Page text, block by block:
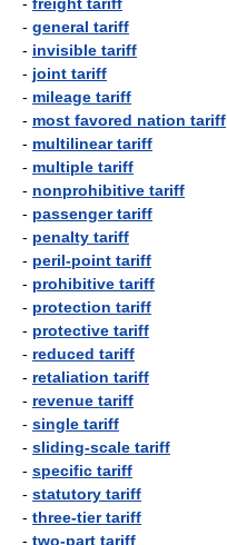
- general tariff
- invisible tariff
- joint tariff
- mileage tariff
- most favored nation tariff
- multilinear tariff
- multiple tariff
- nonprohibitive tariff
- passenger tariff
- penalty tariff
- peril-point tariff
- prohibitive tariff
- protection tariff
- protective tariff
- reduced tariff
- retaliation tariff
- revenue tariff
- single tariff
- sliding-scale tariff
- specific tariff
- statutory tariff
- three-tier tariff
- two-part tariff